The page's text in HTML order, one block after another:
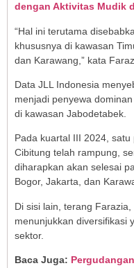
dengan Aktivitas Mudik
“Hal ini terutama
khususnya di kawasan
dan Karawang,” kata
Data JLL Indonesia
menjadi penyewa
di kawasan Jabodetabek.
Pada kuartal III 2024,
Cibitung telah rampung,
diharapkan akan selesai
Bogor, Jakarta, dan
Di sisi lain, terang
menunjukkan diversifikasi
sektor.
Baca Juga: